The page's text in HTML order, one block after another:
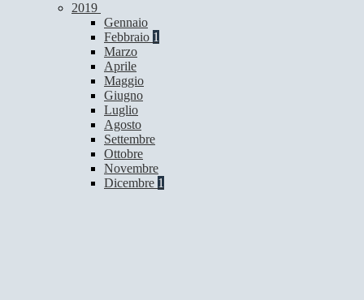
2019
Gennaio
Febbraio 1
Marzo
Aprile
Maggio
Giugno
Luglio
Agosto
Settembre
Ottobre
Novembre
Dicembre 1